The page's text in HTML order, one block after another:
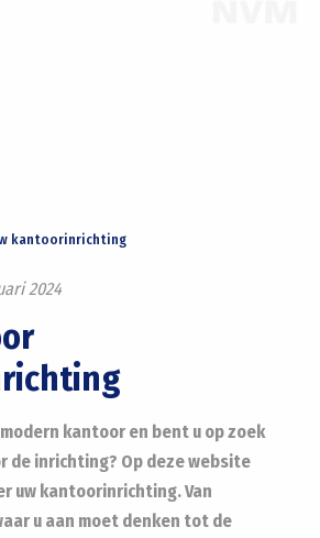
kantoorinrichting
2024
kantoor en bent u op zoek
de inrichting? Op deze website
uw kantoorinrichting. Van
u aan moet denken tot de